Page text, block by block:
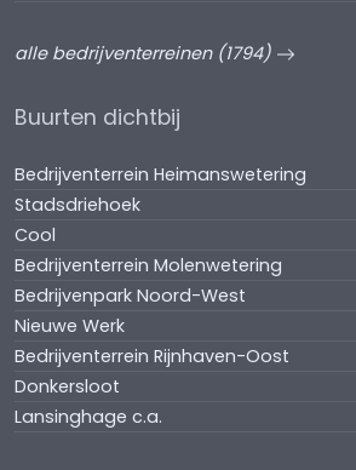
alle bedrijventerreinen (1794)
Buurten dichtbij
Bedrijventerrein Heimanswetering
Stadsdriehoek
Cool
Bedrijventerrein Molenwetering
Bedrijvenpark Noord-West
Nieuwe Werk
Bedrijventerrein Rijnhaven-Oost
Donkersloot
Lansinghage c.a.